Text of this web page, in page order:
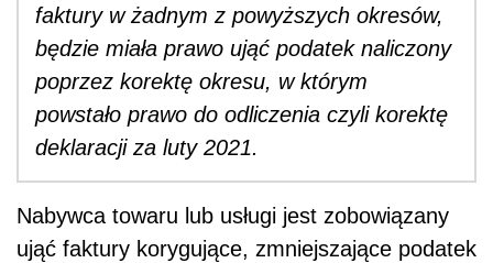
faktury w żadnym z powyższych okresów,
będzie miała prawo ująć podatek naliczony
poprzez korektę okresu, w którym
powstało prawo do odliczenia czyli korektę
deklaracji za luty 2021.
Nabywca towaru lub usługi jest zobowiązany
ująć faktury korygujące, zmniejszające podatek